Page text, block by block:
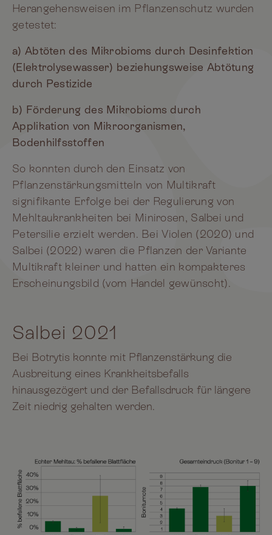
Herangehensweisen im Pflanzenschutz wurden
getestet:
a) Abtöten des Mikrobioms durch Desinfektion
(Elektrolysewasser) beziehungsweise Abtötung
durch Pestizide
b) Förderung des Mikrobioms durch
Applikation von Mikroorganismen,
Bodenhilfsstoffen
So konnten durch den Einsatz von
Pflanzenstärkungsmitteln von Multikraft
signifikante Erfolge bei der Regulierung von
Mehltaukrankheiten bei Minirosen, Salbei und
Petersilie erzielt werden. Bei Violen (2020) und
Salbei (2022) waren die Pflanzen der Variante
Multikraft kleiner und hatten ein kompakteres
Erscheinungsbild (vom Handel gewünscht).
Salbei 2021
Bei Botrytis konnte mit Pflanzenstärkung die
Ausbreitung eines Krankheitsbefalls
hinausgezögert und der Befallsdruck für längere
Zeit niedrig gehalten werden.